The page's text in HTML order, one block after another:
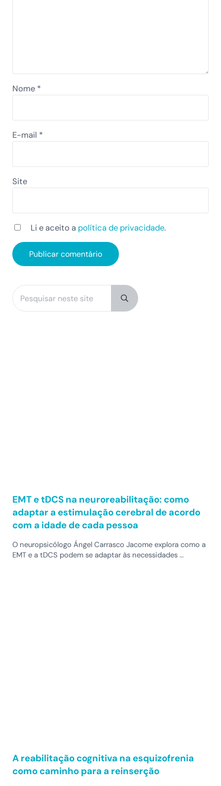
Nome *
E-mail *
Site
Li e aceito a política de privacidade.
Sidebar
Submit search
EMT e tDCS na neuroreabilitação: como
adaptar a estimulação cerebral de acordo
com a idade de cada pessoa
O neuropsicólogo Ángel Carrasco Jacome explora como a
EMT e a tDCS podem se adaptar às necessidades …
A reabilitação cognitiva na esquizofrenia
como caminho para a reinserção